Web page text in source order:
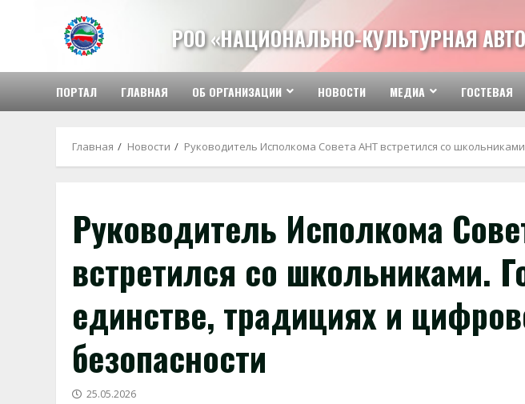
содержимому
РОО «НАЦИОНАЛЬНО-КУЛЬТУРНАЯ
ПОРТАЛ ГЛАВНАЯ ОБ ОРГАНИЗАЦИИ НОВОСТИ МЕДИА ГОСТЕВАЯ
Главная Новости Руководитель Исполкома Совета АНТ встретился со
Руководитель Исполкома
встретился со школьниками.
единстве, традициях и
безопасности
25.05.2026